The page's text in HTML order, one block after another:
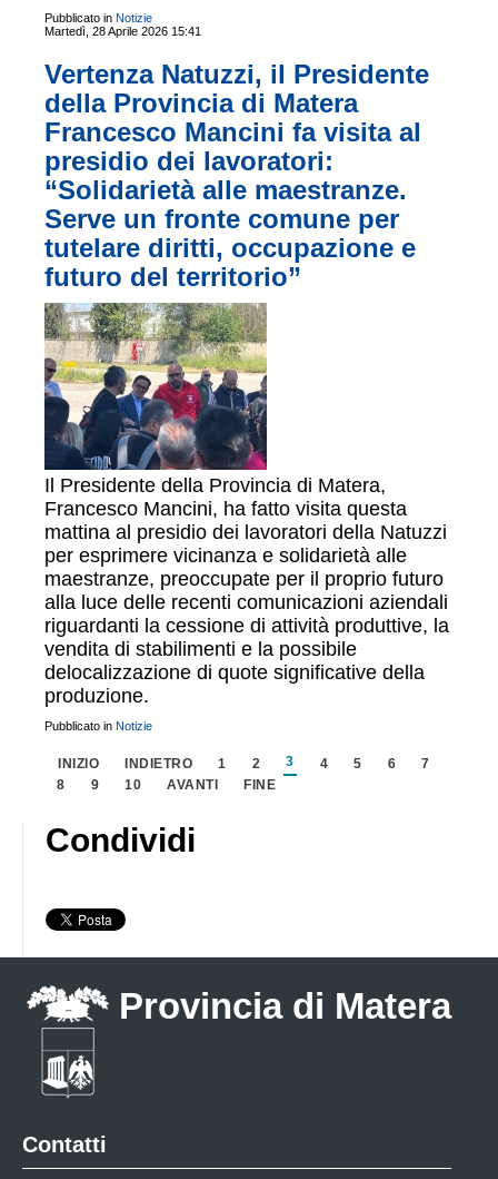
Pubblicato in Notizie
Martedì, 28 Aprile 2026 15:41
Vertenza Natuzzi, il Presidente
della Provincia di Matera
Francesco Mancini fa visita al
presidio dei lavoratori:
“Solidarietà alle maestranze.
Serve un fronte comune per
tutelare diritti, occupazione e
futuro del territorio”
Il Presidente della Provincia di Matera,
Francesco Mancini, ha fatto visita questa
mattina al presidio dei lavoratori della Natuzzi
per esprimere vicinanza e solidarietà alle
maestranze, preoccupate per il proprio futuro
alla luce delle recenti comunicazioni aziendali
riguardanti la cessione di attività produttive, la
vendita di stabilimenti e la possibile
delocalizzazione di quote significative della
produzione.
Pubblicato in Notizie
INIZIO INDIETRO 1 2 3 4 5 6
7
8
9 10 AVANTI FINE
Condividi
Provincia di Matera
Contatti